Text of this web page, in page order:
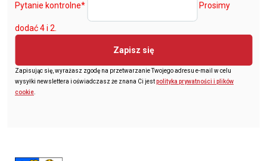
Pytanie kontrolne* Prosimy
dodać 4 i 2.
Zapisz się
Zapisując się, wyrażasz zgodę na przetwarzanie Twojego adresu e-mail w celu
wysyłki newslettera i oświadczasz że znana Ci jestpolityka prywatności i plików
cookie.